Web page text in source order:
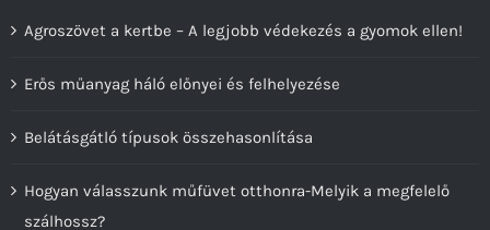
Agroszövet a kertbe – A legjobb védekezés a gyomok ellen!
Erős műanyag háló előnyei és felhelyezése
Belátásgátló típusok összehasonlítása
Hogyan válasszunk műfüvet otthonra-Melyik a megfelelő
szálhossz?